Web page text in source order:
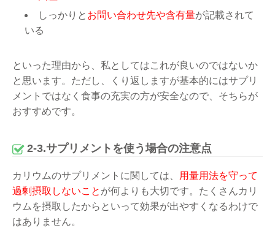
しっかりと お問い合わせ先や含有量が記載されて
いる
といった理由から、私としてはこれが良いのではないか
と思います。ただし、くり返しますが基本的にはサプリ
メントではなく食事の充実の方が安全なので、そちらが
おすすめです。
2-3.サプリメントを使う場合の注意点
カリウムのサプリメントに関しては、 用量用法を守って
過剰摂取しないこと が何よりも大切です。たくさんカリ
ウムを摂取したからといって効果が出やすくなるわけで
はありません。